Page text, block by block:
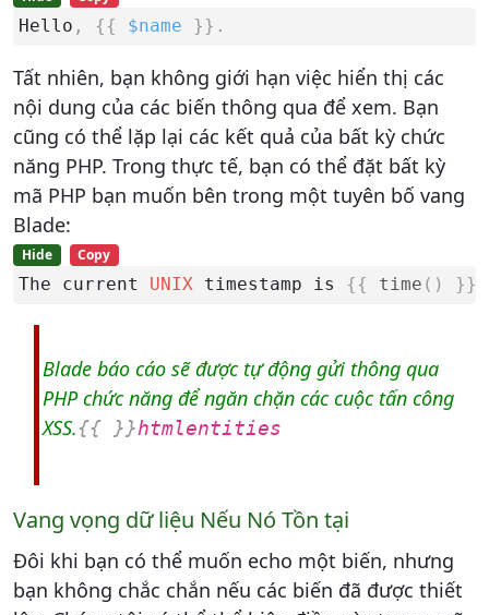
Hello , {{ $name }} .
Tất nhiên, bạn không giới hạn việc hiển thị các
nội dung của các biến thông qua để xem. Bạn
cũng có thể lặp lại các kết quả của bất kỳ chức
năng PHP. Trong thực tế, bạn có thể đặt bất kỳ
mã PHP bạn muốn bên trong một tuyên bố vang
Blade:
Hide Copy
The current UNIX timestamp is {{ time ( ) }}
Blade báo cáo sẽ được tự động gửi thông qua
PHP chức năng để ngăn chặn các cuộc tấn công
XSS.{{ }}htmlentities
Vang vọng dữ liệu Nếu Nó Tồn tại
Đôi khi bạn có thể muốn echo một biến, nhưng
bạn không chắc chắn nếu các biến đã được thiết